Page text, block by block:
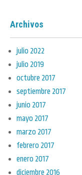
Archivos
julio 2022
julio 2019
octubre 2017
septiembre 2017
junio 2017
mayo 2017
marzo 2017
febrero 2017
enero 2017
diciembre 2016